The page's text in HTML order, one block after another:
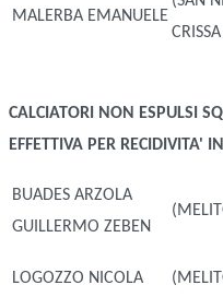
MALERBA EMANUELE
CALCIATORI NON ESPULSI
EFFETTIVA PER RECIDIVITA'
BUADES ARZOLA
GUILLERMO ZEBEN
LOGOZZO NICOLA